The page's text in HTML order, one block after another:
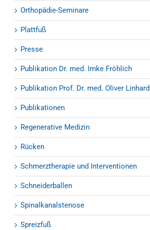
Orthopädie-Seminare
Plattfuß
Presse
Publikation Dr. med. Imke Fröhlich
Publikation Prof. Dr. med. Oliver
Publikationen
Regenerative Medizin
Rücken
Schmerztherapie und Interventionen
Schneiderballen
Spinalkanalstenose
Spreizfuß